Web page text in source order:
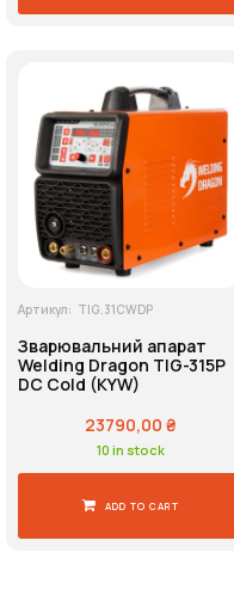
Артикул: TIG.31CWDP
Зварювальний апарат
Welding Dragon TIG-315P
DC Cold (KYW)
23790,00 ₴
10 in stock
ADD TO CART